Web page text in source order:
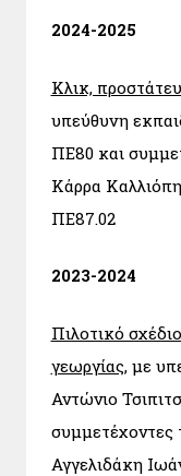
2024-2025
Κλικ,
υπεύθυνη
ΠΕ80 και
Κάρρα
ΠΕ87.02
2023-2024
Πιλοτικό
γεωργίας, με
Αντώνιο
συμμετέχοντες
Αγγελιδάκη